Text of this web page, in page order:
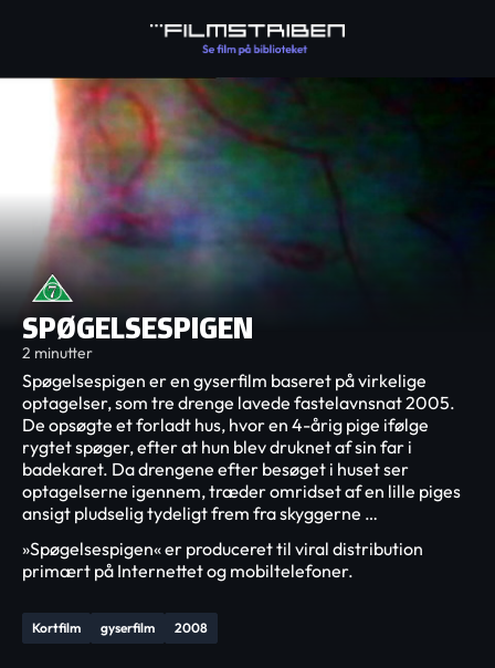
SPØGELSESPIGEN
2 minutter
Kortfilm gyserfilm 2008
Spøgelsespigen er en gyserfilm baseret på virkelige
optagelser, som tre drenge lavede fastelavnsnat 2005.
De opsøgte et forladt hus, hvor en 4-årig pige ifølge
rygtet spøger, efter at hun blev druknet af sin far i
badekaret. Da drengene efter besøget i huset ser
optagelserne igennem, træder omridset af en lille piges
ansigt pludselig tydeligt frem fra skyggerne …
»Spøgelsespigen« er produceret til viral distribution
primært på Internettet og mobiltelefoner.